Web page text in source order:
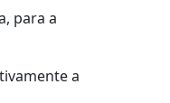
para a
a